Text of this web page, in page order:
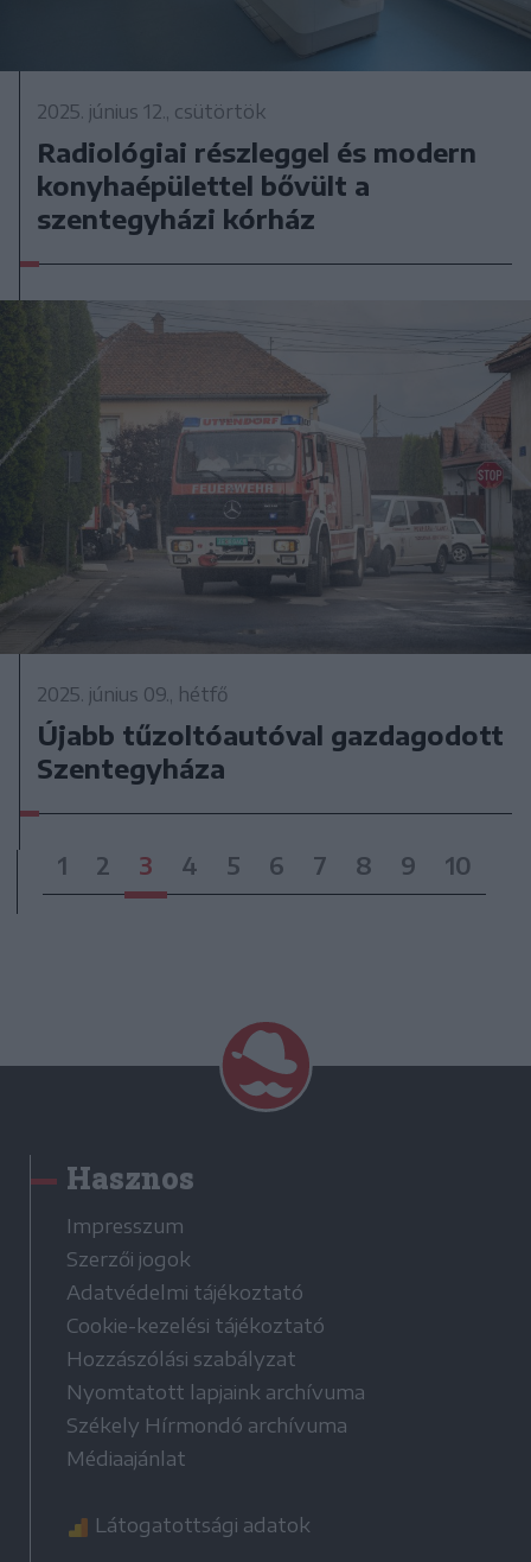
2025. június 12., csütörtök
Radiológiai részleggel és modern
konyhaépülettel bővült a
szentegyházi kórház
2025. június 09., hétfő
Újabb tűzoltóautóval gazdagodott
Szentegyháza
1 2 3 4 5 6 7 8 9 10
Hasznos
Impresszum
Szerzői jogok
Adatvédelmi tájékoztató
Cookie-kezelési tájékoztató
Hozzászólási szabályzat
Nyomtatott lapjaink archívuma
Székely Hírmondó archívuma
Médiaajánlat
Látogatottsági adatok